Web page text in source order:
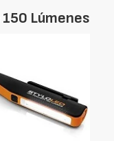
Lúmenes